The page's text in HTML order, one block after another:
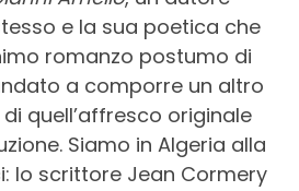
e la sua poetica che
romanzo postumo di
a comporre un altro
quell’affresco originale
Siamo in Algeria alla
lo scrittore Jean Cormery